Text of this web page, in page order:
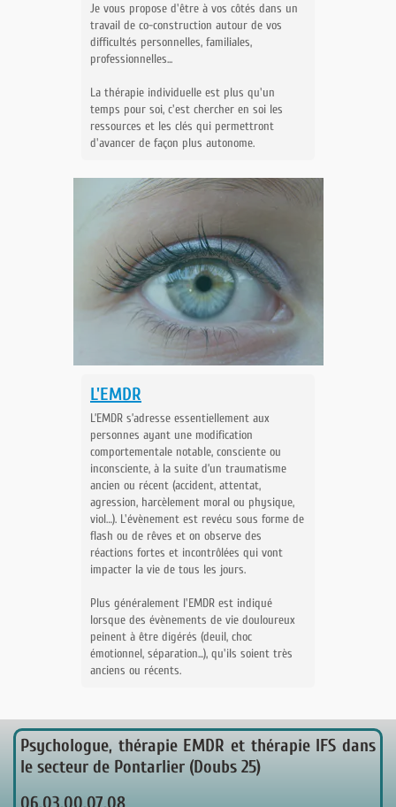
Je vous propose d'être à vos côtés dans un
travail de co-construction autour de vos
difficultés personnelles, familiales,
professionnelles...
La thérapie individuelle est plus qu'un
temps pour soi, c'est chercher en soi les
ressources et les clés qui permettront
d'avancer de façon plus autonome.
L'EMDR
L’EMDR s’adresse essentiellement aux
personnes ayant une modification
comportementale notable, consciente ou
inconsciente, à la suite d’un traumatisme
ancien ou récent (accident, attentat,
agression, harcèlement moral ou physique,
viol…). L'évènement est revécu sous forme de
flash ou de rêves et on observe des
réactions fortes et incontrôlées qui vont
impacter la vie de tous les jours.
Plus généralement l'EMDR est indiqué
lorsque des évènements de vie douloureux
peinent à être digérés (deuil, choc
émotionnel, séparation...), qu'ils soient très
anciens ou récents.
Psychologue, thérapie EMDR et thérapie IFS dans
le secteur de Pontarlier (Doubs 25)